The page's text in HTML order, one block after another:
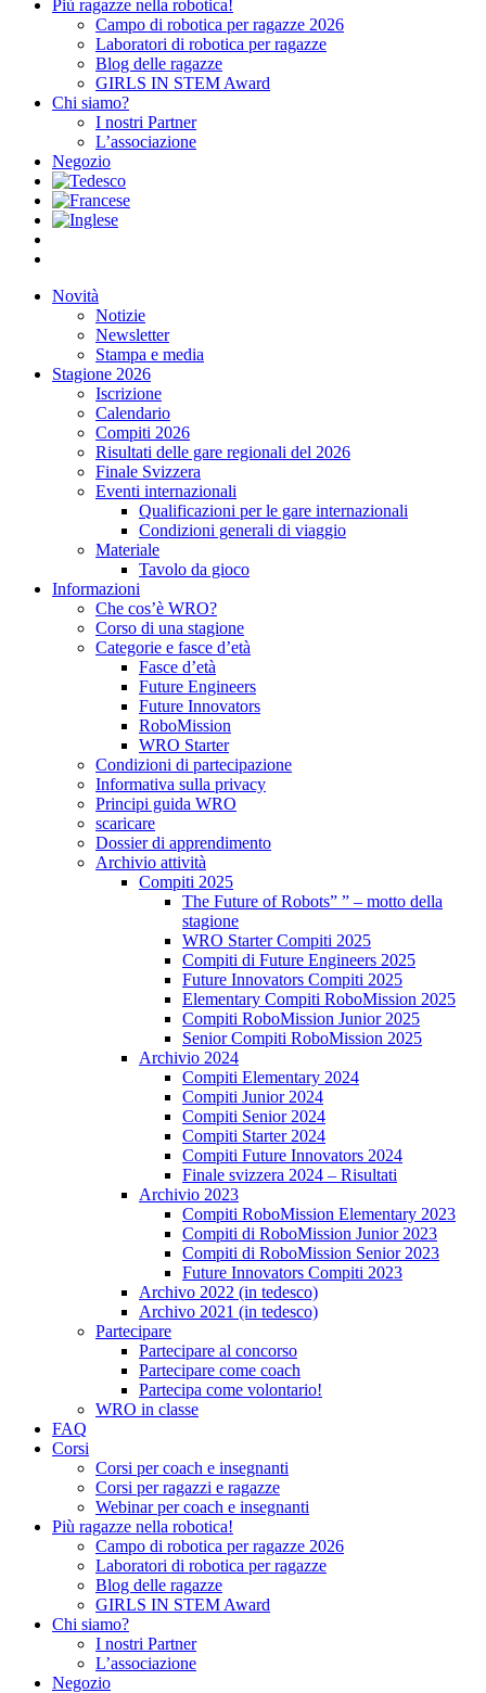
Più ragazze nella robotica!
Campo di robotica per ragazze 2026
Laboratori di robotica per ragazze
Blog delle ragazze
GIRLS IN STEM Award
Chi siamo?
I nostri Partner
L’associazione
Negozio
Novità
Notizie
Newsletter
Stampa e media
Stagione 2026
Iscrizione
Calendario
Compiti 2026
Risultati delle gare regionali del 2026
Finale Svizzera
Eventi internazionali
Qualificazioni per le gare internazionali
Condizioni generali di viaggio
Materiale
Tavolo da gioco
Informazioni
Che cos’è WRO?
Corso di una stagione
Categorie e fasce d’età
Fasce d’età
Future Engineers
Future Innovators
RoboMission
WRO Starter
Condizioni di partecipazione
Informativa sulla privacy
Principi guida WRO
scaricare
Dossier di apprendimento
Archivio attività
Compiti 2025
The Future of Robots” ” – motto della
stagione
WRO Starter Compiti 2025
Compiti di Future Engineers 2025
Future Innovators Compiti 2025
Elementary Compiti RoboMission 2025
Compiti RoboMission Junior 2025
Senior Compiti RoboMission 2025
Archivio 2024
Compiti Elementary 2024
Compiti Junior 2024
Compiti Senior 2024
Compiti Starter 2024
Compiti Future Innovators 2024
Finale svizzera 2024 – Risultati
Archivio 2023
Compiti RoboMission Elementary 2023
Compiti di RoboMission Junior 2023
Compiti di RoboMission Senior 2023
Future Innovators Compiti 2023
Archivo 2022 (in tedesco)
Archivo 2021 (in tedesco)
Partecipare
Partecipare al concorso
Partecipare come coach
Partecipa come volontario!
WRO in classe
FAQ
Corsi
Corsi per coach e insegnanti
Corsi per ragazzi e ragazze
Webinar per coach e insegnanti
Più ragazze nella robotica!
Campo di robotica per ragazze 2026
Laboratori di robotica per ragazze
Blog delle ragazze
GIRLS IN STEM Award
Chi siamo?
I nostri Partner
L’associazione
Negozio